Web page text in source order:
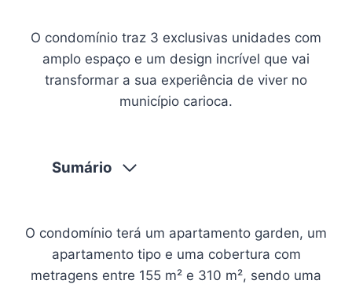
O condomínio traz 3 exclusivas unidades com
amplo espaço e um design incrível que vai
transformar a sua experiência de viver no
município carioca.
Sumário
O condomínio terá um apartamento garden, um
apartamento tipo e uma cobertura com
metragens entre 155 m² e 310 m², sendo uma